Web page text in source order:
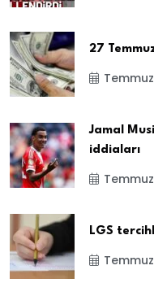
27
Jamal
iddiaları
LGS